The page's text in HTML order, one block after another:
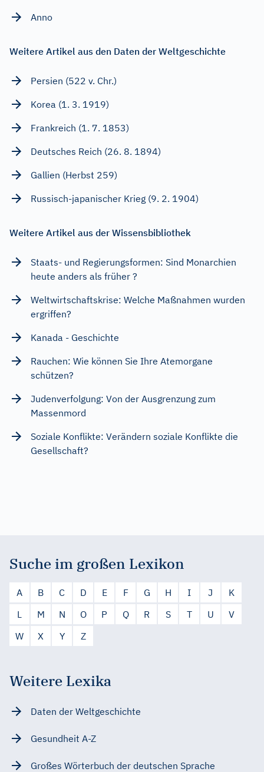
Anno
Weitere Artikel aus den Daten der Weltgeschichte
Persien (522 v. Chr.)
Korea (1. 3. 1919)
Frankreich (1. 7. 1853)
Deutsches Reich (26. 8. 1894)
Gallien (Herbst 259)
Russisch-japanischer Krieg (9. 2. 1904)
Weitere Artikel aus der Wissensbibliothek
Staats- und Regierungsformen: Sind Monarchien
heute anders als früher ?
Weltwirtschaftskrise: Welche Maßnahmen wurden
ergriffen?
Kanada - Geschichte
Rauchen: Wie können Sie Ihre Atemorgane
schützen?
Judenverfolgung: Von der Ausgrenzung zum
Massenmord
Soziale Konflikte: Verändern soziale Konflikte die
Gesellschaft?
Suche im großen Lexikon
A B C D E F G H I J
K
L
M N O P Q R S T U
V
W
X Y Z
Weitere Lexika
Daten der Weltgeschichte
Gesundheit A-Z
Großes Wörterbuch der deutschen Sprache